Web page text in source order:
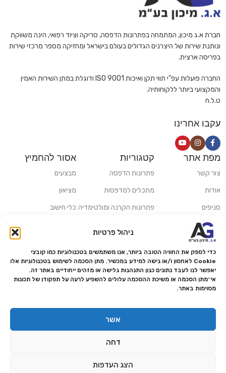
ניהול פרטיות
כדי לספק את החוויה הטובה ביותר, אנו משתמשים בטכנולוגיות כמו קובצי
Cookie לאחסון ו/או גישה למידע במכשיר. מתן הסכמה לשימוש בטכנולוגיות אלו
יאפשר לנו לעבד נתונים כגון התנהגות גלישה או מזהים ייחודיים באתר זה.
אי־מתן הסכמה או משיכת ההסכמה עלולים להשפיע לרעה על תפקודן של תכונות
מסוימות באתר.
אשר
דחה
הצג העדפות
חברת א.ג מיכון, המתמחה בפתרונות הדפסה, סריקה וציוד רפואי, הינה משווקת
ונותנת שירות של היצרנים הגדולים בעולם בישראל ומחזיקה מספר מרכזי שירות
בפריסה ארצית.
החברה פועלות עפ"י תווי תקן ואיכות ISO 9001 ודוגלת במתן השירות האמין
והמקצועי ביותר ללקוחותיה.
ט.ל.ח
עקבו אחרינו
מפת אתר
צור קשר
אודות
סניפים
משלוחים ואיסוף עצמי
מדריכים ומאמרים
מותגים
מעבדת תיקונים
הצהרת נגישות
מדיניות פרטיות
מדיניות החזרות והחזרים
קטגוריות
פתרונות הדפסה
מתכלים למדפסות
פתרונות הקרנה ומולטימדיה
פתרונות למגזר הרפואי
אסור להחמיץ
מבצעים
מציאון
כלי חישוב